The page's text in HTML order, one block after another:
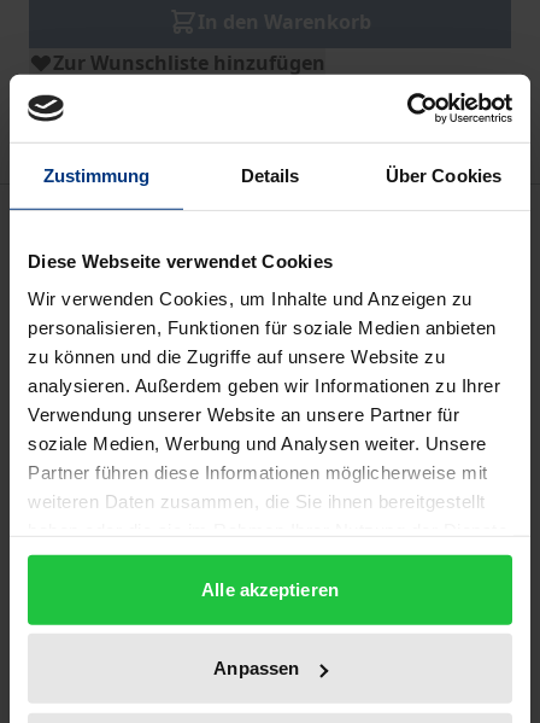
Zustimmung Details Über Cookies
Diese Webseite verwendet Cookies
Wir verwenden Cookies, um Inhalte und Anzeigen zu
personalisieren, Funktionen für soziale Medien anbieten
zu können und die Zugriffe auf unsere Website zu
analysieren. Außerdem geben wir Informationen zu Ihrer
Verwendung unserer Website an unsere Partner für
soziale Medien, Werbung und Analysen weiter. Unsere
Partner führen diese Informationen möglicherweise mit
weiteren Daten zusammen, die Sie ihnen bereitgestellt
gesammelt haben.
Alle akzeptieren
Anpassen
In den Warenkorb
Zur Wunschliste hinzufügen
Hinweise zu Versandkosten
Beschreibung
»Frauen müssen eigentlich nicht gefördert werden,
sie müssen vor allem enthindert werden.« Mit dieser
provokativ verkürzten Forderung einer der
Autorinnen lassen sich viele Probleme von Frauen an
Hochschulen auf den Punkt bringen. Während sich
in anderen Ländern Europas oder in den USA die
Anteile der Frauen in führenden Positionen in der
einem Anteil von acht Prozent Professorinnen
insgesamt Entwicklungsland. Obwohl die
Studentinnen mehr als 50% an den Erstsemestern
stellen, gehen nur etwa 30% der Doktortitel und 15%